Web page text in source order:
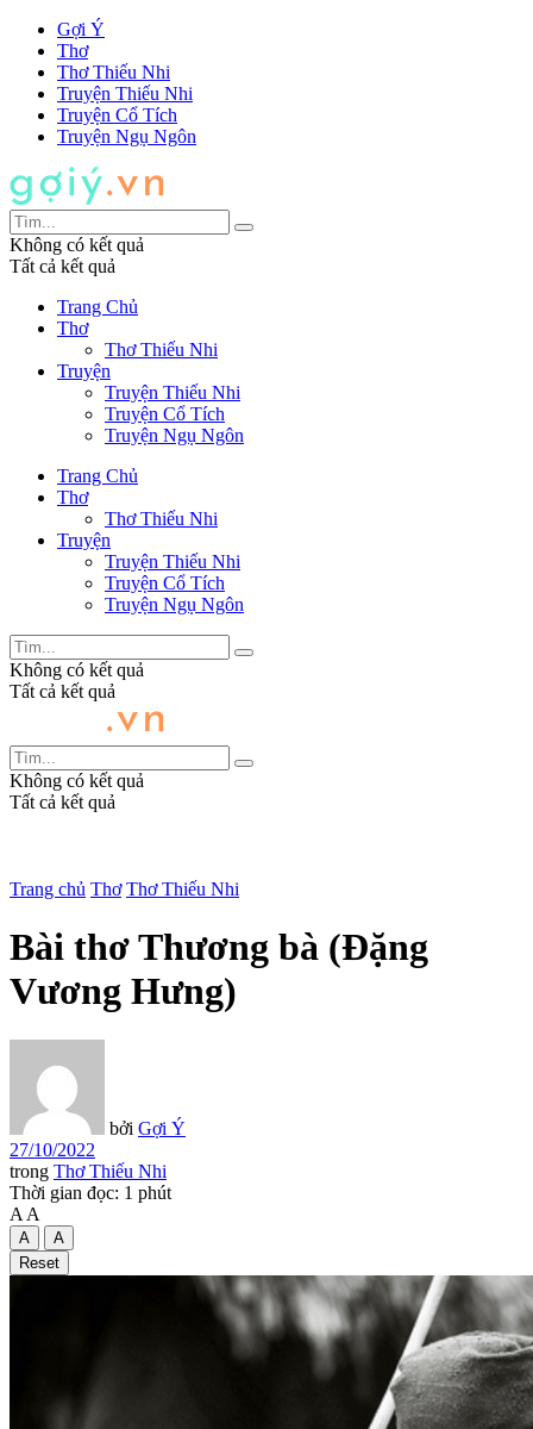
Gợi Ý
Thơ
Thơ Thiếu Nhi
Truyện Thiếu Nhi
Truyện Cổ Tích
Truyện Ngụ Ngôn
Không có kết quả
Tất cả kết quả
Trang Chủ
Thơ
Thơ Thiếu Nhi
Truyện
Truyện Thiếu Nhi
Truyện Cổ Tích
Truyện Ngụ Ngôn
Trang Chủ
Thơ
Thơ Thiếu Nhi
Truyện
Truyện Thiếu Nhi
Truyện Cổ Tích
Truyện Ngụ Ngôn
Không có kết quả
Tất cả kết quả
Không có kết quả
Tất cả kết quả
Trang chủ Thơ Thơ Thiếu Nhi
Bài thơ Thương bà (Đặng
Vương Hưng)
bởi Gợi Ý
27/10/2022
trong Thơ Thiếu Nhi
Thời gian đọc: 1 phút
A A
A
A
Reset